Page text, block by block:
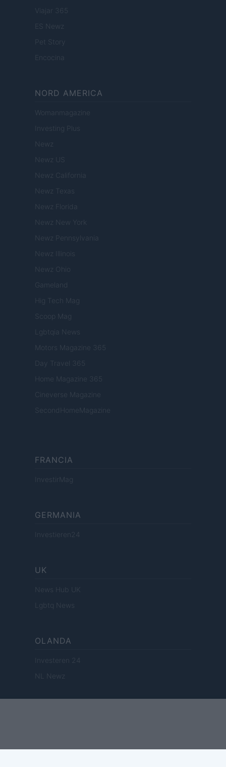
Viajar 365
ES Newz
Pet Story
Encocina
NORD AMERICA
Womanmagazine
Investing Plus
Newz
Newz US
Newz California
Newz Texas
Newz Florida
Newz New York
Newz Pennsylvania
Newz Illinois
Newz Ohio
Gameland
Hig Tech Mag
Scoop Mag
Lgbtqia News
Motors Magazine 365
Day Travel 365
Home Magazine 365
Cineverse Magazine
SecondHomeMagazine
FRANCIA
InvestirMag
GERMANIA
Investieren24
UK
News Hub UK
Lgbtq News
OLANDA
Investeren 24
NL Newz